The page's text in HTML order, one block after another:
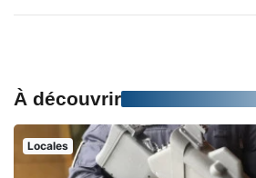
À découvrir
Locales